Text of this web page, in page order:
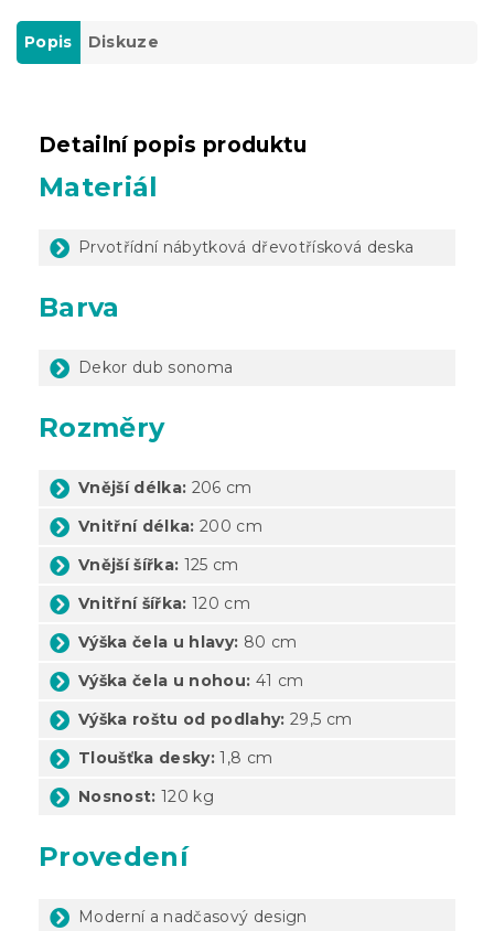
Popis Diskuze
Detailní popis produktu
Materiál
Prvotřídní nábytková dřevotřísková deska
Barva
Dekor dub sonoma
Rozměry
Vnější délka: 206 cm
Vnitřní délka: 200 cm
Vnější šířka: 125 cm
Vnitřní šířka:120 cm
Výška čela u hlavy: 80 cm
Výška čela u nohou: 41 cm
Výška roštu od podlahy: 29,5 cm
Tloušťka desky:1,8 cm
Nosnost: 120 kg
Provedení
Moderní a nadčasový design